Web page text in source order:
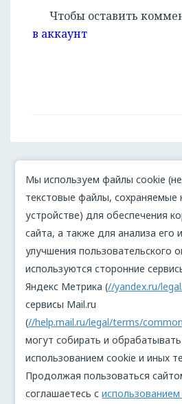
Чтобы оставить
в аккаунт
Мы используем файлы cookie
текстовые файлы, сохраняемые
устройстве) для обеспечения
сайта, а также для анализа его
улучшения пользовательского
используются сторонние
Яндекс Метрика (//yandex.ru/
сервисы Mail.ru
(//help.mail.ru/legal/terms/
могут собирать и
использованием cookie и иных
Продолжая пользоваться
соглашаетесь с